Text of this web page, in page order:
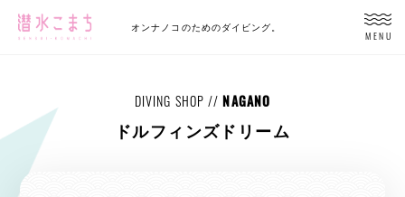
MENU
オンナノコのためのダイビング。
DIVING SHOP //NAGANO
ドルフィンズドリーム